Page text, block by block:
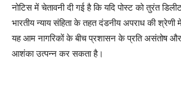
नोटिस में चेतावनी दी गई है कि यदि पोस्ट को तुरंत
भारतीय न्याय संहिता के तहत दंडनीय अपराध की
यह आम नागरिकों के बीच प्रशासन के प्रति असंतोष
आशंका उत्पन्न कर सकता है।